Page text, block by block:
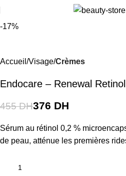
-17%
Accueil Visage Crèmes
Endocare – Renewal
455DH376 DH
Sérum au rétinol 0,2 %
de peau, atténue les premières